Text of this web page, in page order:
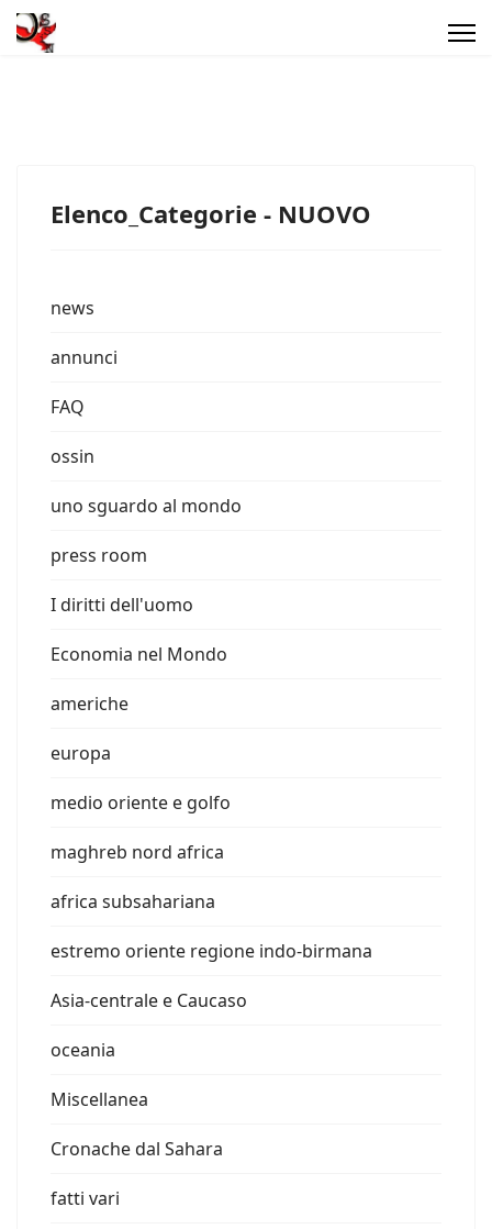
Elenco_Categorie - NUOVO
news
annunci
FAQ
ossin
uno sguardo al mondo
press room
I diritti dell'uomo
Economia nel Mondo
americhe
europa
medio oriente e golfo
maghreb nord africa
africa subsahariana
estremo oriente regione indo-birmana
Asia-centrale e Caucaso
oceania
Miscellanea
Cronache dal Sahara
fatti vari